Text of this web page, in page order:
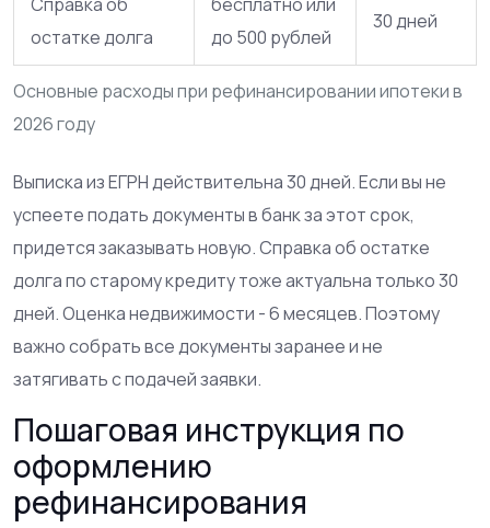
Основные расходы при рефинансировании ипотеки в
2026 году
остатке долга
до 500 рублей
30 дней
Выписка из ЕГРН действительна 30 дней. Если вы не
успеете подать документы в банк за этот срок,
придется заказывать новую. Справка об остатке
долга по старому кредиту тоже актуальна только 30
дней. Оценка недвижимости - 6 месяцев. Поэтому
важно собрать все документы заранее и не
затягивать с подачей заявки.
Пошаговая инструкция по
оформлению
рефинансирования